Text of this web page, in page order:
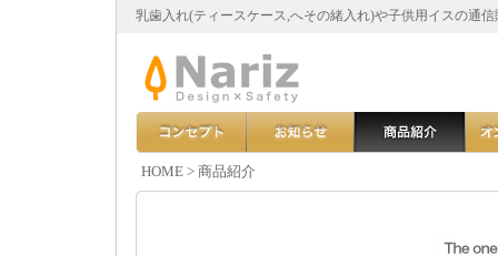
乳歯入れ(ティースケース,へその緒入れ)や子供用イスの通
HOME> 商品紹介